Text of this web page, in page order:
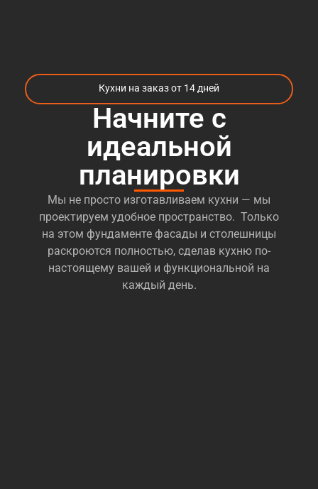
Кухни на заказ от 14 дней
Начните с
идеальной
планировки
Мы не просто изготавливаем кухни — мы
проектируем удобное пространство. Только
на этом фундаменте фасады и столешницы
раскроются полностью, сделав кухню по-
настоящему вашей и функциональной на
каждый день.